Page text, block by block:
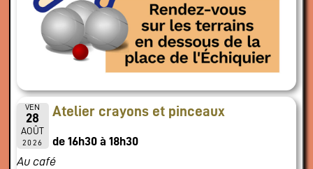
VEN
28
AOÛT
2026
Atelier crayons et pinceaux
de 16h30 à 18h30
Au café